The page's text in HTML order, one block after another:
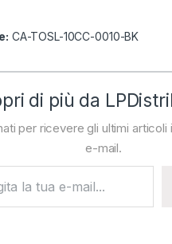
CA-TOSL-10CC-0010-BK
di più da
per ricevere gli ultimi articoli
e-mail.